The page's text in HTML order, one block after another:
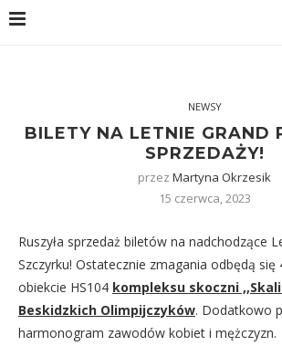
NEWSY
BILETY NA LETNIE GRAND
SPRZEDAŻY!
przez Martyna Okrzesik
15 czerwca, 2023
Ruszyła sprzedaż biletów na nadchodzące
Szczyrku! Ostatecznie zmagania odbędą się
obiekcie HS104 kompleksu skoczni
Beskidzkich Olimpijczyków. Dodatkowo
harmonogram zawodów kobiet i mężczyzn.